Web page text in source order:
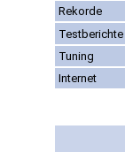
Rekorde
Testberichte
Tuning
Internet